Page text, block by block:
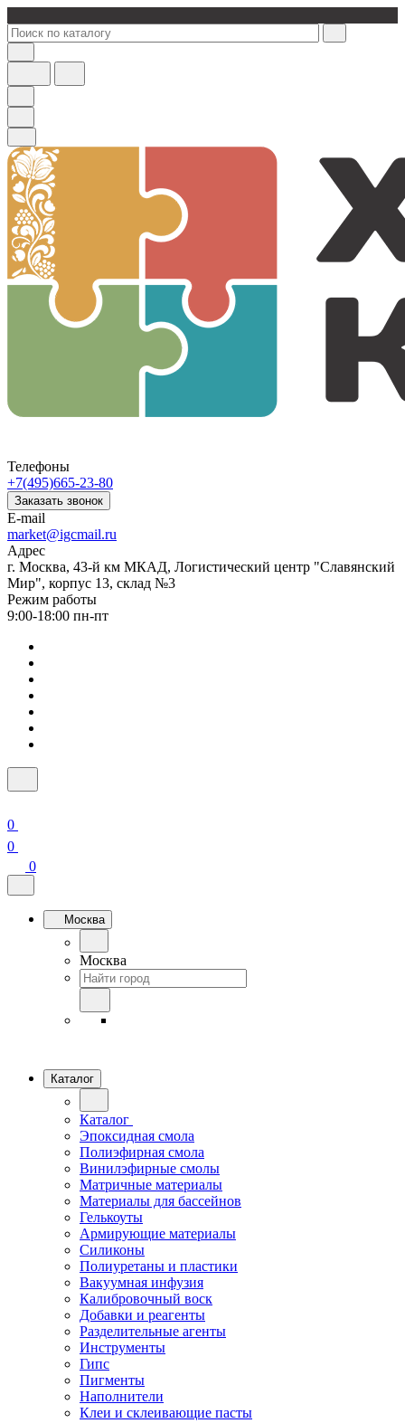
Телефоны
+7(495)665-23-80
Заказать звонок
E-mail
market@igcmail.ru
Адрес
г. Москва, 43-й км МКАД, Логистический центр "Славянский
Мир", корпус 13, склад №3
Режим работы
9:00-18:00 пн-пт
0
0
0
Москва
Москва
Каталог
Каталог
Эпоксидная смола
Полиэфирная смола
Винилэфирные смолы
Матричные материалы
Материалы для бассейнов
Гелькоуты
Армирующие материалы
Силиконы
Полиуретаны и пластики
Вакуумная инфузия
Калибровочный воск
Добавки и реагенты
Разделительные агенты
Инструменты
Гипс
Пигменты
Наполнители
Клеи и склеивающие пасты